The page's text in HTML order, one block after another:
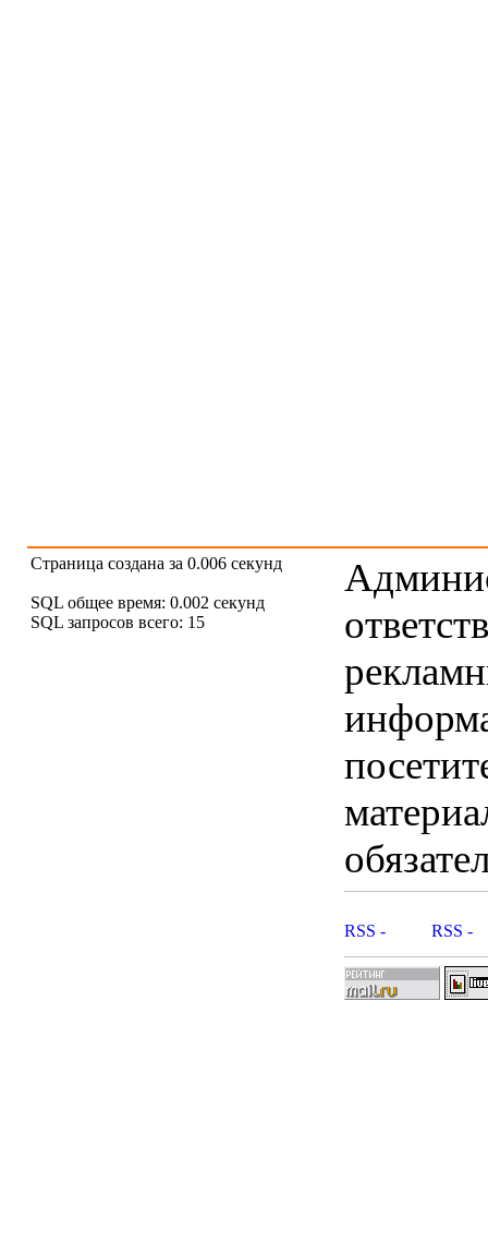
Страница создана за 0.006 секунд
SQL общее время: 0.002 секунд
SQL запросов всего: 15